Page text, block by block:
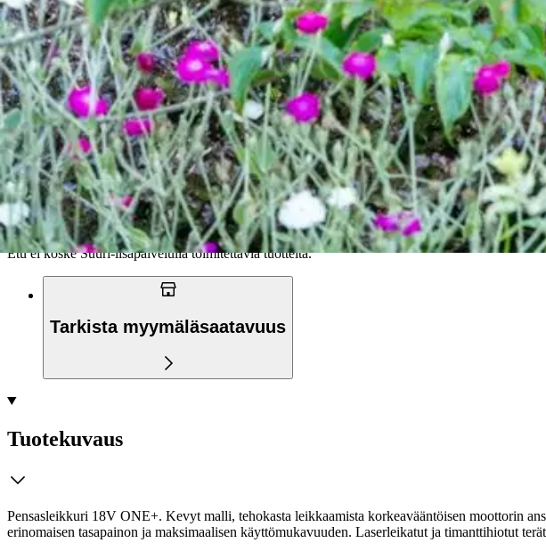
Hinta ilman S-Etukorttia: 149,00 €
Verkkokaupan hinta
Valitse toimitustapa
Nouto myymälästä
Ilmainen
Siirry valitsemaan myymälä
Toimitus
Kotiin tai noutopisteeseenAlk. 0 €
Ilmainen toimitus yli 100 €:n tilauksille Postin
Etu ei koske Suuri‑lisäpalvelulla toimitettavia tuotteita.
Tarkista myymäläsaatavuus
Tuotekuvaus
Pensasleikkuri 18V ONE+. Kevyt malli, tehokasta leikkaamista korkeavääntöisen moottorin
erinomaisen tasapainon ja maksimaalisen käyttömukavuuden. Laserleikatut ja timanttihiotut